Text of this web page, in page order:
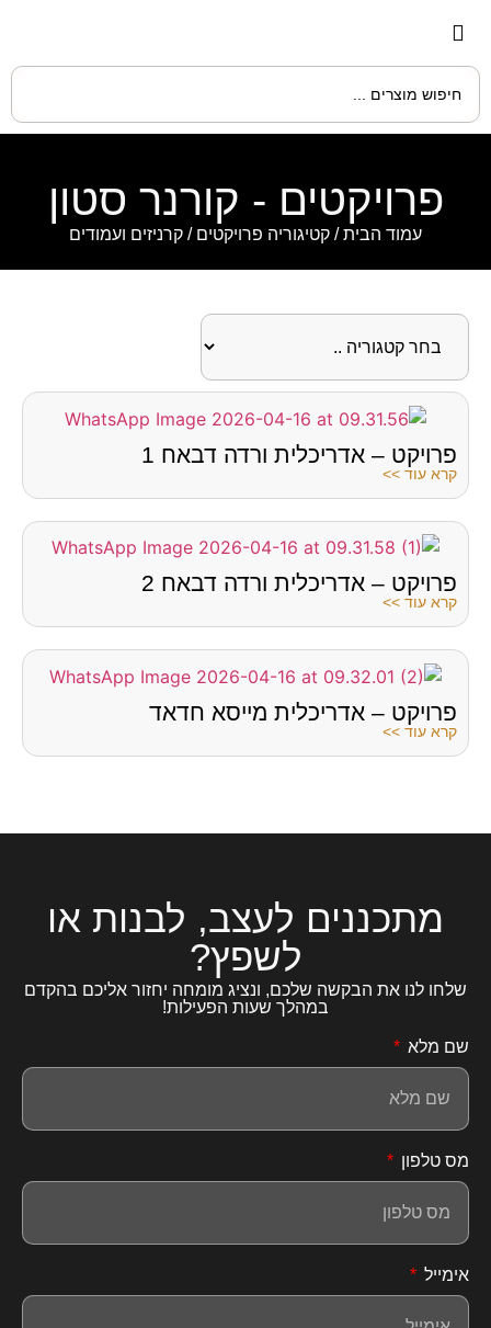
פרויקטים - קורנר סטון
עמוד הבית/ קטיגוריה פרויקטים / קרניזים ועמודים
פרויקט – אדריכלית ורדה דבאח 1
קרא עוד >>
פרויקט – אדריכלית ורדה דבאח 2
קרא עוד >>
פרויקט – אדריכלית מייסא חדאד
קרא עוד >>
מתכננים לעצב, לבנות או
לשפץ?
שלחו לנו את הבקשה שלכם, ונציג מומחה יחזור אליכם בהקדם
במהלך שעות הפעילות!
שם מלא
מס טלפון
אימייל